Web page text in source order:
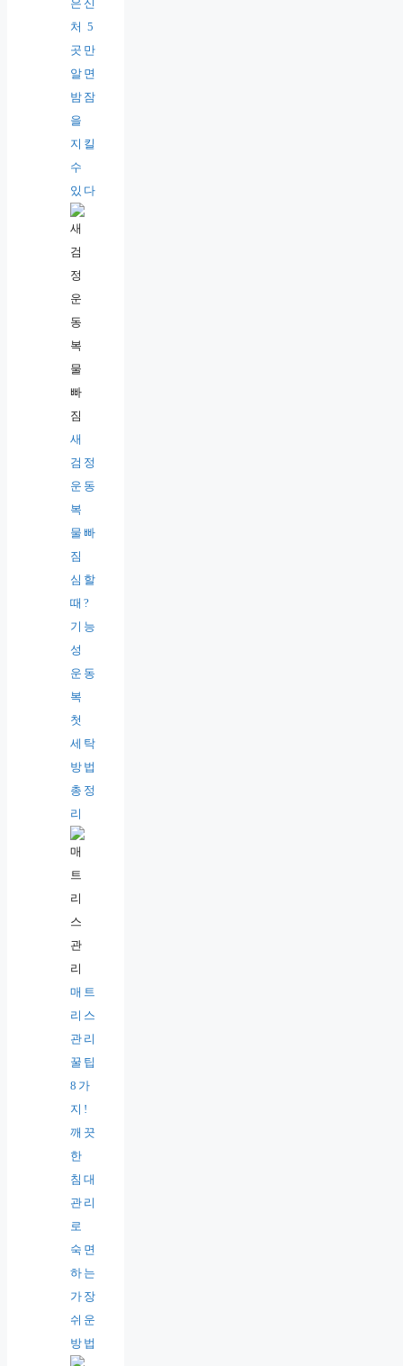
은신
처 5
곳만
알면
밤잠
을
지킬
수
있다
새
검정
운동
복
물빠
짐
심할
때?
기능
성
운동
복
첫
세탁
방법
총정
리
매트
리스
관리
꿀팁
8가
지!
깨끗
한
침대
관리
로
숙면
하는
가장
쉬운
방법